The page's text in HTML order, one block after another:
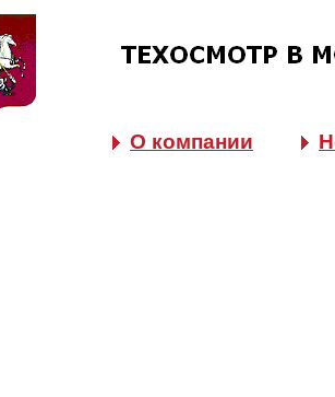
О компании